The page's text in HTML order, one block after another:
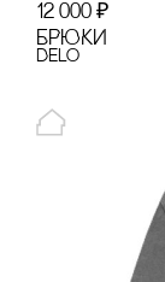
12 000 ₽
БРЮКИ
Delo